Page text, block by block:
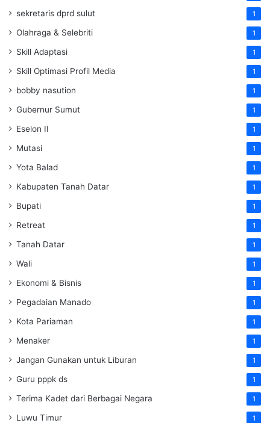
sekretaris dprd sulut 1
Olahraga & Selebriti 1
Skill Adaptasi 1
Skill Optimasi Profil Media 1
bobby nasution 1
Gubernur Sumut 1
Eselon II 1
Mutasi 1
Yota Balad 1
Kabupaten Tanah Datar 1
Bupati 1
Retreat 1
Tanah Datar 1
Wali 1
Ekonomi & Bisnis 1
Pegadaian Manado 1
Kota Pariaman 1
Menaker 1
Jangan Gunakan untuk Liburan 1
Guru pppk ds 1
Terima Kadet dari Berbagai Negara 1
Luwu Timur 1